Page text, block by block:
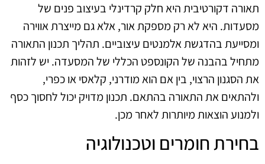
תאורה דקורטיבית היא חלק קרדינלי בעיצוב פנים של
מסעדות. היא לא רק מספקת אור, אלא גם מייצרת אווירה
ומסייעת בהדגשת אלמנטים עיצוביים. תהליך תכנון התאורה
מתחיל בהבנה של הקונספט הכללי של המסעדה. יש לזהות
את הסגנון הרצוי, בין אם הוא מודרני, קלאסי או כפרי,
ולהתאים את התאורה בהתאם. תכנון מדויק יכול לחסוך כסף
ולמנוע הוצאות מיותרות לאחר מכן.
בחירת חומרים וטכנולוגיה